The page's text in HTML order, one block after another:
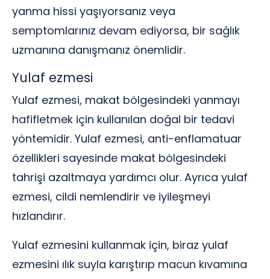
yanma hissi yaşıyorsanız veya
semptomlarınız devam ediyorsa, bir sağlık
uzmanına danışmanız önemlidir.
Yulaf ezmesi
Yulaf ezmesi, makat bölgesindeki yanmayı
hafifletmek için kullanılan doğal bir tedavi
yöntemidir. Yulaf ezmesi, anti-enflamatuar
özellikleri sayesinde makat bölgesindeki
tahrişi azaltmaya yardımcı olur. Ayrıca yulaf
ezmesi, cildi nemlendirir ve iyileşmeyi
hızlandırır.
Yulaf ezmesini kullanmak için, biraz yulaf
ezmesini ılık suyla karıştırıp macun kıvamına